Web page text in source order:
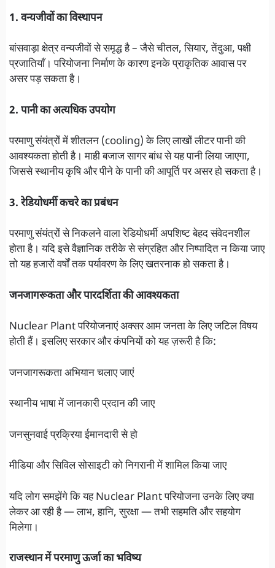
1. वन्यजीवों का विस्थापन
बांसवाड़ा क्षेत्र वन्यजीवों से समृद्ध है – जैसे चीतल, सियार, तेंदुआ, पक्षी
प्रजातियाँ। परियोजना निर्माण के कारण इनके प्राकृतिक आवास पर
असर पड़ सकता है।
2. पानी का अत्यधिक उपयोग
परमाणु संयंत्रों में शीतलन (cooling) के लिए लाखों लीटर पानी की
आवश्यकता होती है। माही बजाज सागर बांध से यह पानी लिया जाएगा,
जिससे स्थानीय कृषि और पीने के पानी की आपूर्ति पर असर हो सकता है।
3. रेडियोधर्मी कचरे का प्रबंधन
परमाणु संयंत्रों से निकलने वाला रेडियोधर्मी अपशिष्ट बेहद संवेदनशील
होता है। यदि इसे वैज्ञानिक तरीके से संग्रहित और निष्पादित न किया जाए
तो यह हजारों वर्षों तक पर्यावरण के लिए खतरनाक हो सकता है।
जनजागरूकता और पारदर्शिता की आवश्यकता
Nuclear Plant परियोजनाएं अक्सर आम जनता के लिए जटिल विषय
होती हैं। इसलिए सरकार और कंपनियों को यह ज़रूरी है कि:
जनजागरूकता अभियान चलाए जाएं
स्थानीय भाषा में जानकारी प्रदान की जाए
जनसुनवाई प्रक्रिया ईमानदारी से हो
मीडिया और सिविल सोसाइटी को निगरानी में शामिल किया जाए
यदि लोग समझेंगे कि यह Nuclear Plant परियोजना उनके लिए क्या
लेकर आ रही है — लाभ, हानि, सुरक्षा — तभी सहमति और सहयोग
मिलेगा।
राजस्थान में परमाणु ऊर्जा का भविष्य